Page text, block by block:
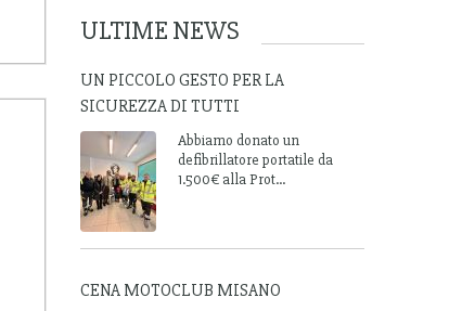
ULTIME NEWS
UN PICCOLO GESTO PER LA
SICUREZZA DI TUTTI
Abbiamo donato un
defibrillatore portatile da
1.500€ alla Prot...
CENA MOTOCLUB MISANO